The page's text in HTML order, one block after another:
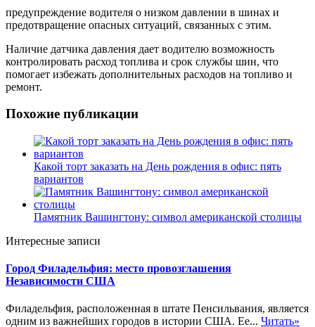
предупреждение водителя о низком давлении в шинах и
предотвращение опасных ситуаций, связанных с этим.
Наличие датчика давления дает водителю возможность
контролировать расход топлива и срок службы шин, что
помогает избежать дополнительных расходов на топливо и
ремонт.
Похожие публикации
Какой торт заказать на День рождения в офис: пять
вариантов
Памятник Вашингтону: символ американской столицы
Интересные записи
Город Филадельфия: место провозглашения
Независимости США
Филадельфия, расположенная в штате Пенсильвания, является
одним из важнейших городов в истории США. Ее... Читать»